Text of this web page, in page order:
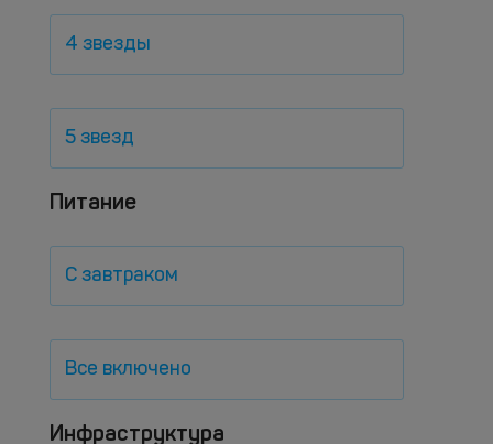
4 звезды
5 звезд
Питание
С завтраком
Все включено
Инфраструктура